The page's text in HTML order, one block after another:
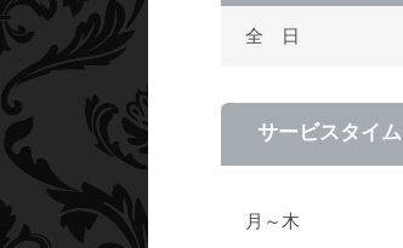
全 日
サービスタイム
月～木